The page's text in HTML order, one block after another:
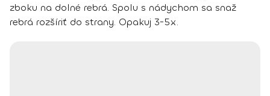
zboku na dolné rebrá. Spolu s nádychom sa snaž
rebrá rozšíriť do strany. Opakuj 3-5x.